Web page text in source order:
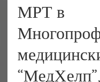
МРТ в
“МедХелп”,